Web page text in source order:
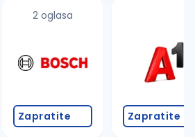
2 oglasa
Zapratite Zapratite